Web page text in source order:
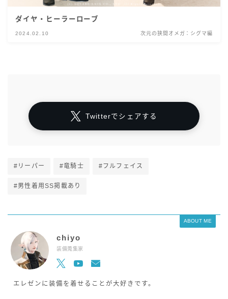
ダイヤ・ヒーラーローブ
2024.02.10 次元の狭間オメガ：シグマ編
Twitterでシェアする
#リーパー #竜騎士 #フルフェイス
#男性着用SS掲載あり
ABOUT ME
chiyo
装備蒐集家
エレゼンに装備を着せることが大好きです。